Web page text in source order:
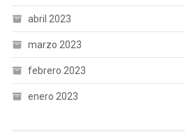
abril 2023
marzo 2023
febrero 2023
enero 2023